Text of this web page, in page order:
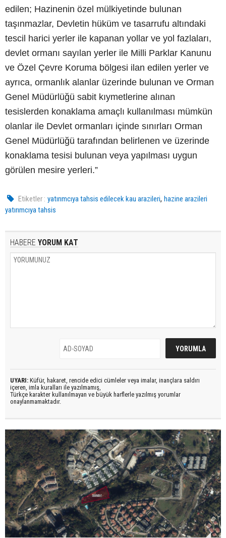
edilen; Hazinenin özel mülkiyetinde bulunan
taşınmazlar, Devletin hüküm ve tasarrufu altındaki
tescil harici yerler ile kapanan yollar ve yol fazlaları,
devlet ormanı sayılan yerler ile Milli Parklar Kanunu
ve Özel Çevre Koruma bölgesi ilan edilen yerler ve
ayrıca, ormanlık alanlar üzerinde bulunan ve Orman
Genel Müdürlüğü sabit kıymetlerine alınan
tesislerden konaklama amaçlı kullanılması mümkün
olanlar ile Devlet ormanları içinde sınırları Orman
Genel Müdürlüğü tarafından belirlenen ve üzerinde
konaklama tesisi bulunan veya yapılması uygun
görülen mesire yerleri.”
Etiketler : yatırımcıya tahsis edilecek kau arazileri,hazine arazileri
yatırımcıya tahsis
HABERE YORUM KAT
UYARI: Küfür, hakaret, rencide edici cümleler veya imalar, inançlara saldırı
içeren, imla kuralları ile yazılmamış,
Türkçe karakter kullanılmayan ve büyük harflerle yazılmış yorumlar
onaylanmamaktadır.